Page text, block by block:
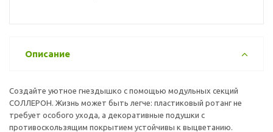
Описание
Создайте уютное гнездышко с помощью модульных секций
СОЛЛЕРОН. Жизнь может быть легче: пластиковый ротанг не
требует особого ухода, а декоративные подушки с
противоскользящим покрытием устойчивы к выцветанию.